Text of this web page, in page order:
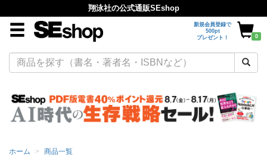
翔泳社の公式通販SEshop
新規会員登録で
500pt
プレゼント！
0
ホーム 商品一覧